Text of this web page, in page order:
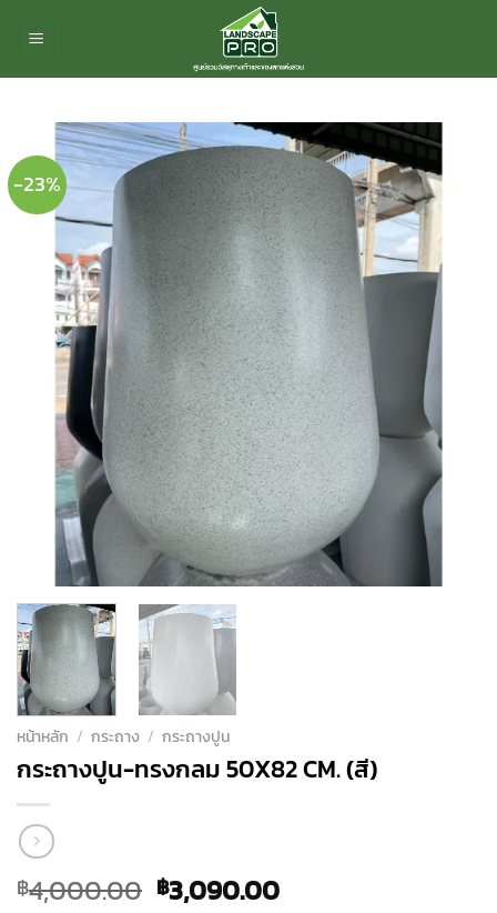
-23%
หน้าหลัก / กระถาง / กระถางปูน
กระถางปูน-ทรงกลม 50X82 CM. (สี)
฿4,000.00 Original
฿3,090.00Current